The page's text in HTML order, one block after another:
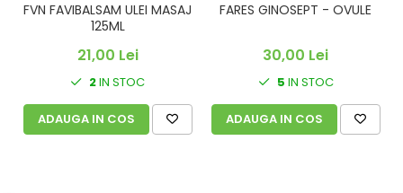
FVN FAVIBALSAM ULEI MASAJ
125ML
21,00 Lei
2IN STOC
ADAUGA IN COS
FARES GINOSEPT - OVULE
30,00 Lei
5 IN STOC
ADAUGA IN COS